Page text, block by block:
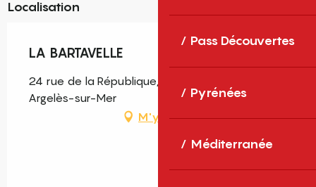
Pass Découvertes
Pyrénées
Méditerranée
Localisation
LA BARTAVELLE
24 rue de la République, Argelès-Village, 66700
Argelès-sur-Mer
M'y rendre